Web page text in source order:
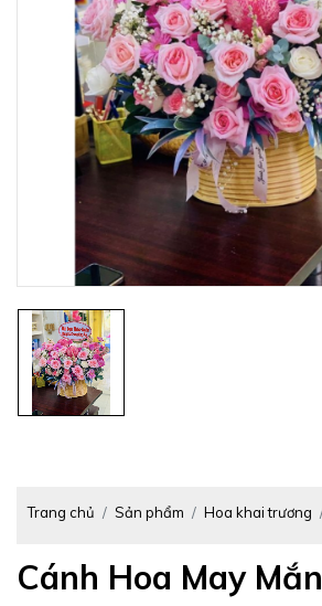
Trang chủ Sản phẩm Hoa khai trương
Cánh Hoa May Mắn